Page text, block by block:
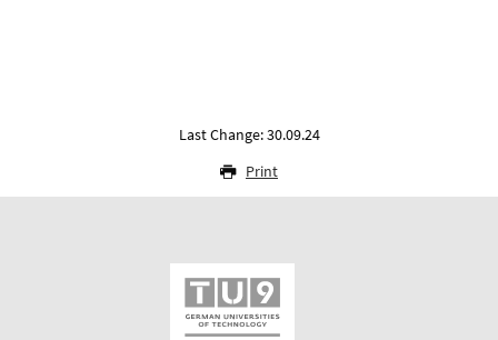
Last Change: 30.09.24
Print